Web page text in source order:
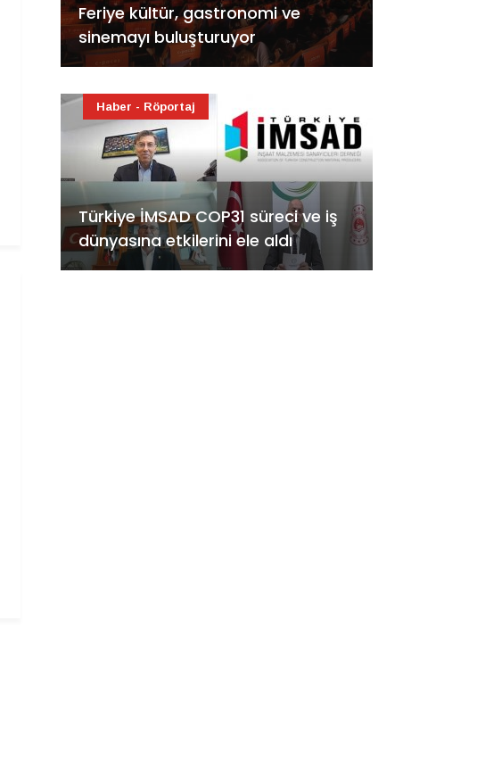
Feriye kültür, gastronomi ve
sinemayı buluşturuyor
Türkiye İMSAD COP31 süreci ve iş
dünyasına etkilerini ele aldı
Haber - Röportaj